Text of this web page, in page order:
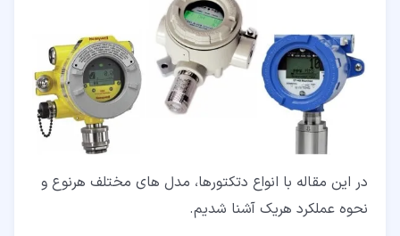
در این مقاله با انواع دتکتورها، مدل های مختلف هرنوع و
نحوه عملکرد هریک آشنا شدیم.